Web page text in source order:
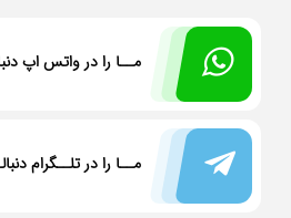
مــا را در واتس اپ
مــا را در تلــگرام